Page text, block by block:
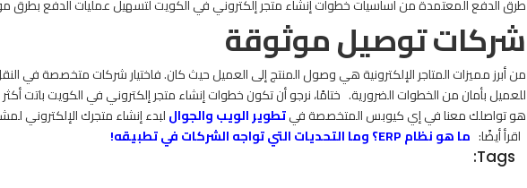
طرق الدفع المعتمدة من أساسيات خطوات إنشاء متجر إلكتروني في الكويت لتسهيل عمليات الدفع بطرق
شركات توصيل موثوقة
من أبرز مميزات المتاجر الإلكترونية هي وصول المنتج إلى العميل حيث كان. فاختيار شركات متخصصة في
للعميل بأمان من الخطوات الضرورية. ختامًا، نرجو أن تكون خطوات إنشاء متجر إلكتروني في الكويت باتت
هو تواصلك معنا في إي كيوبس المتخصصة فيتطوير الويب والجواللبدء إنشاء متجرك الإلكتروني
اقرأ أيضًا: ما هو نظام ERP؟ وما التحديات التي تواجه الشركات في تطبيقه!
Tags: